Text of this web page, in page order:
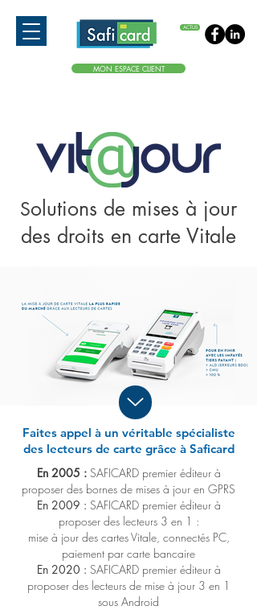
ACTUS
MON ESPACE CLIENT
Solutions de mises à jour
des droits en carte Vitale
Faites appel à un véritable spécialiste
des lecteurs de carte grâce à Saficard
En 2005 : SAFICARD premier éditeur à
proposer des bornes de mises à jour en GPRS
En 2009 : SAFICARD premier éditeur à
proposer des lecteurs 3 en 1 :
mise à jour des cartes Vitale, connectés PC,
paiement par carte bancaire
En 2020 : SAFICARD premier éditeur à
proposer des lecteurs de mise à jour 3 en 1
sous Android